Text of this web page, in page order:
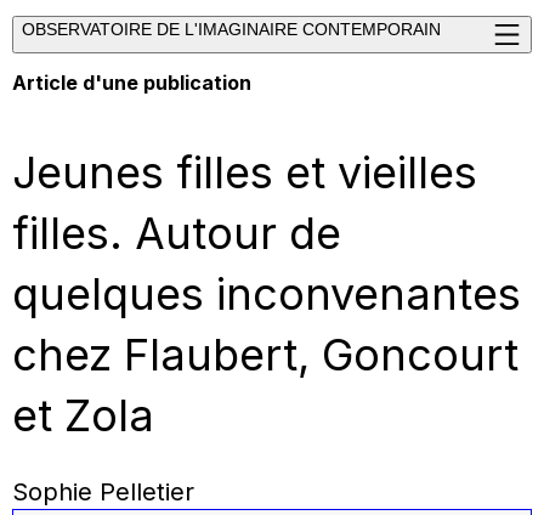
OBSERVATOIRE DE L'IMAGINAIRE CONTEMPORAIN
Article d'une publication
Jeunes filles et vieilles
filles. Autour de
quelques inconvenantes
chez Flaubert, Goncourt
et Zola
Sophie Pelletier